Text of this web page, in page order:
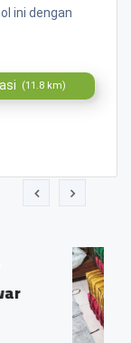
ini dengan
(11.8 km)
Besek Ngluwar
Macanan,
Ngluwar